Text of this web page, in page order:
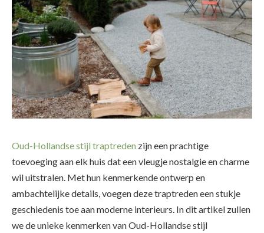
Oud-Hollandse stijl traptreden zijn een prachtige
toevoeging aan elk huis dat een vleugje nostalgie en charme
wil uitstralen. Met hun kenmerkende ontwerp en
ambachtelijke details, voegen deze traptreden een stukje
geschiedenis toe aan moderne interieurs. In dit artikel zullen
we de unieke kenmerken van Oud-Hollandse stijl